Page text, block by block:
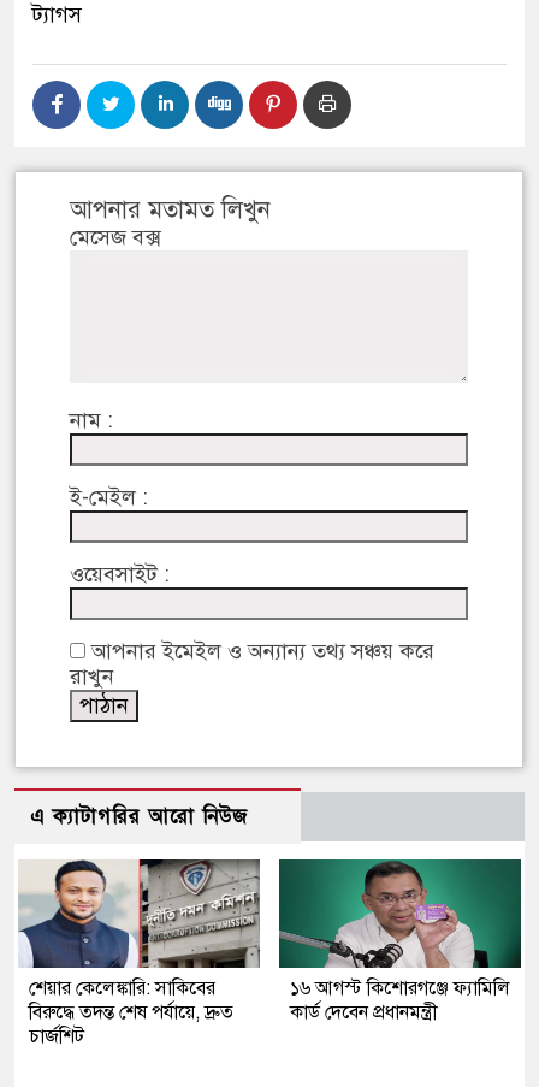
ট্যাগস
আপনার মতামত লিখুন
মেসেজ বক্স
নাম :
ই-মেইল :
ওয়েবসাইট :
আপনার ইমেইল ও অন্যান্য তথ্য সঞ্চয় করে
রাখুন
এ ক্যাটাগরির আরো নিউজ
শেয়ার কেলেঙ্কারি: সাকিবের
বিরুদ্ধে তদন্ত শেষ পর্যায়ে, দ্রুত
চার্জশিট
১৬ আগস্ট কিশোরগঞ্জে ফ্যামিলি
কার্ড দেবেন প্রধানমন্ত্রী